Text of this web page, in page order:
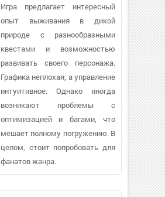
Игра предлагает интересный
опыт выживания в дикой
природе с разнообразными
квестами и возможностью
развивать своего персонажа.
Графика неплохая, а управление
интуитивное. Однако иногда
возникают проблемы с
оптимизацией и багами, что
мешает полному погружению. В
целом, стоит попробовать для
фанатов жанра.